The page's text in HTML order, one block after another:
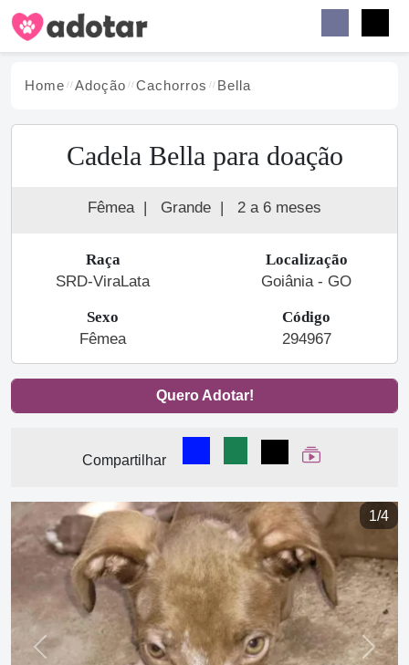
Home Adoção Cachorros Bella
Cadela Bella para doação
Fêmea | Grande | 2 a 6 meses
Raça
SRD-ViraLata
Localização
Goiânia - GO
Sexo
Fêmea
Código
294967
Quero Adotar!
Compartilhar
Compartilhar no Facebook
Compartilhar no
Compartilhar
Ver Web Story
1/4
Previous Next